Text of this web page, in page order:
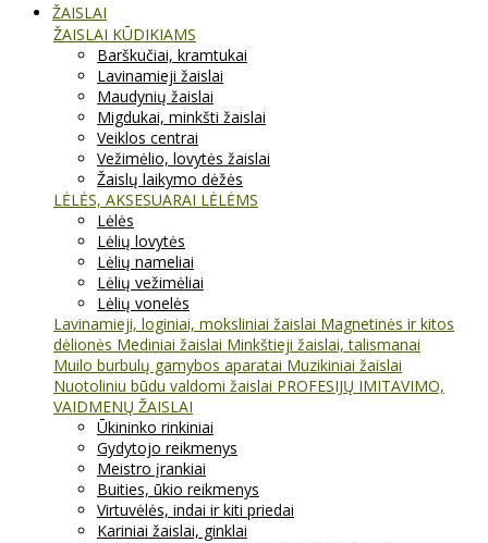
ŽAISLAI
ŽAISLAI KŪDIKIAMS
Barškučiai, kramtukai
Lavinamieji žaislai
Maudynių žaislai
Migdukai, minkšti žaislai
Veiklos centrai
Vežimėlio, lovytės žaislai
Žaislų laikymo dėžės
LĖLĖS, AKSESUARAI LĖLĖMS
Lėlės
Lėlių lovytės
Lėlių nameliai
Lėlių vežimėliai
Lėlių vonelės
Lavinamieji, loginiai, moksliniai žaislai Magnetinės ir kitos
dėlionės Mediniai žaislai Minkštieji žaislai, talismanai
Muilo burbulų gamybos aparatai Muzikiniai žaislai
Nuotoliniu būdu valdomi žaislai PROFESIJŲ IMITAVIMO,
VAIDMENŲ ŽAISLAI
Ūkininko rinkiniai
Gydytojo reikmenys
Meistro įrankiai
Buities, ūkio reikmenys
Virtuvėlės, indai ir kiti priedai
Kariniai žaislai, ginklai